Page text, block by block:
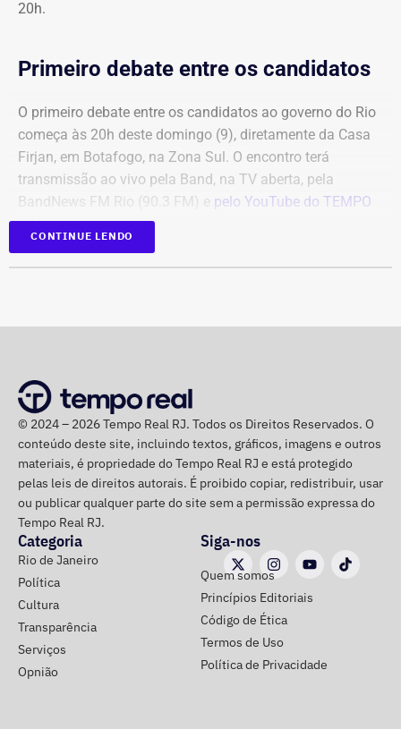
20h.
Primeiro debate entre os candidatos
O primeiro debate entre os candidatos ao governo do Rio
começa às 20h deste domingo (9), diretamente da Casa
Firjan, em Botafogo, na Zona Sul. O encontro terá
transmissão ao vivo pela Band, na TV aberta, pela
BandNews FM Rio (90.3 FM) e pelo YouTube do TEMPO
REAL, em parceria com a emissora.
Participam do debate André Marinho (Novo), Anthony
O público também poderá acompanhar a cobertura
especial do TEMPO REAL pelo Instagram do portal, com
transmissão e atualizações nos Stories.
CONTINUE LENDO
© 2024 – 2026 Tempo Real RJ. Todos os Direitos Reservados. O
conteúdo deste site, incluindo textos, gráficos, imagens e outros
materiais, é propriedade do Tempo Real RJ e está protegido
pelas leis de direitos autorais. É proibido copiar, redistribuir, usar
ou publicar qualquer parte do site sem a permissão expressa do
Tempo Real RJ.
Categoria
Rio de Janeiro
Política
Cultura
Transparência
Serviços
Opnião
Siga-nos
Quem somos
Princípios Editoriais
Código de Ética
Termos de Uso
Política de Privacidade